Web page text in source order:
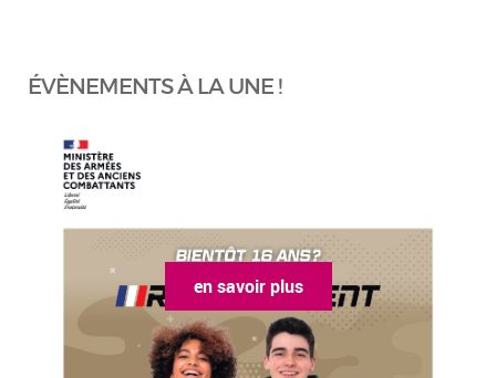
ÉVÈNEMENTS À LA UNE !
en savoir plus